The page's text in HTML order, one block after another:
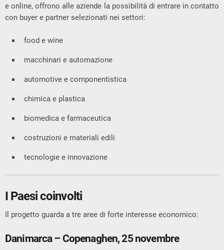
e online, offrono alle aziende la possibilità di entrare in contatto
con buyer e partner selezionati nei settori:
food e wine
macchinari e automazione
automotive e componentistica
chimica e plastica
biomedica e farmaceutica
costruzioni e materiali edili
tecnologie e innovazione
I Paesi coinvolti
Il progetto guarda a tre aree di forte interesse economico:
Danimarca – Copenaghen, 25 novembre